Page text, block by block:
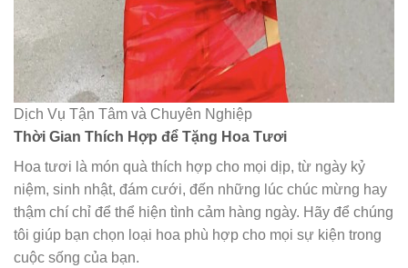
Dịch Vụ Tận Tâm và Chuyên Nghiệp
Thời Gian Thích Hợp để Tặng Hoa Tươi
Hoa tươi là món quà thích hợp cho mọi dịp, từ ngày kỷ
niệm, sinh nhật, đám cưới, đến những lúc chúc mừng hay
thậm chí chỉ để thể hiện tình cảm hàng ngày. Hãy để chúng
tôi giúp bạn chọn loại hoa phù hợp cho mọi sự kiện trong
cuộc sống của bạn.